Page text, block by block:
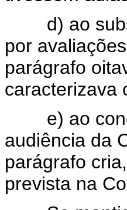
d) ao
por
parágrafo
caracterizava
e) ao
audiência da
parágrafo
prevista na